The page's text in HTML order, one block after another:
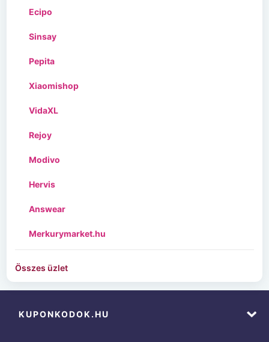
Ecipo
Sinsay
Pepita
Xiaomishop
VidaXL
Rejoy
Modivo
Hervis
Answear
Merkurymarket.hu
Összes üzlet
KUPONKODOK.HU